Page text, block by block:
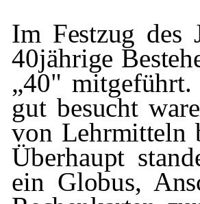
Im Festzug des
40jährige
„40" mitgeführt.
gut besucht
von Lehrmitteln
Überhaupt
ein Globus,